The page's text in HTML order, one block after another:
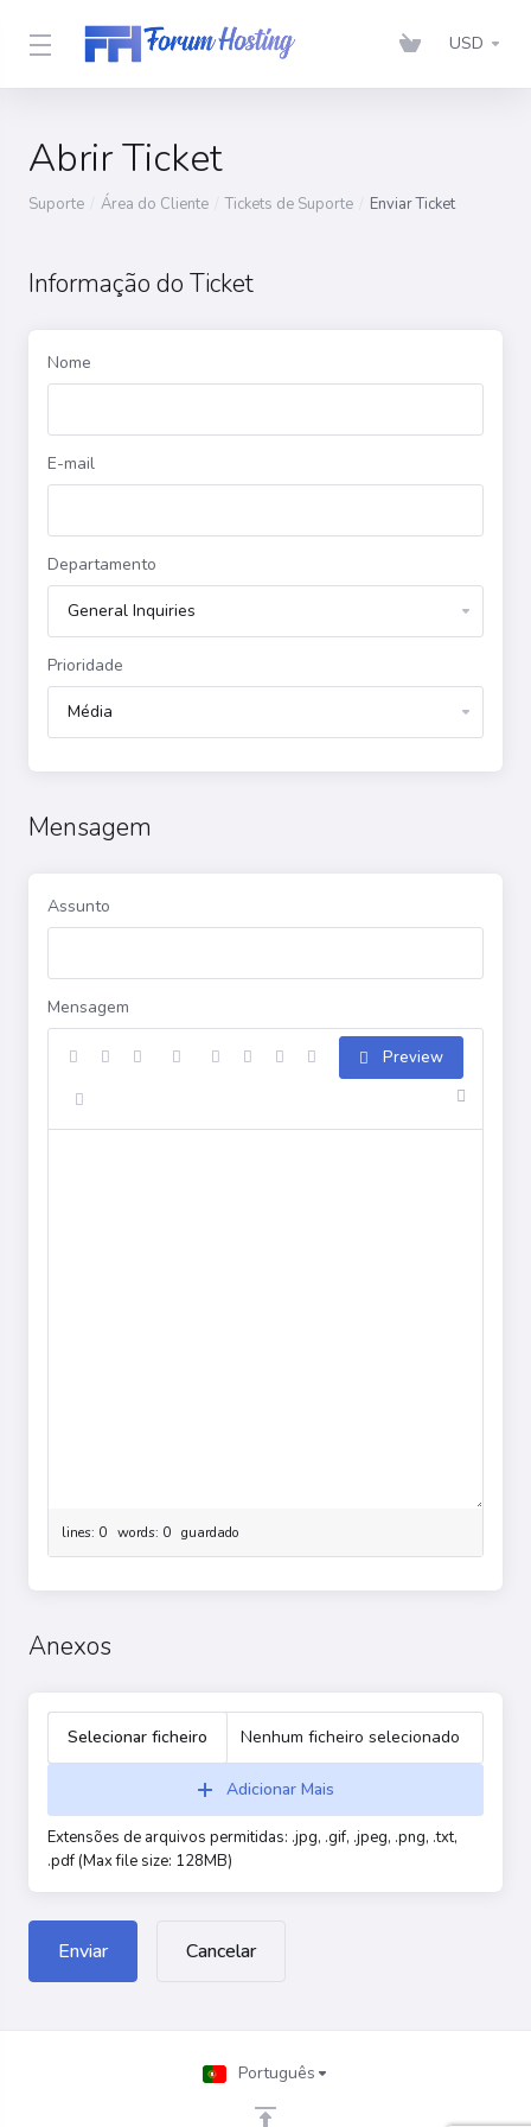
USD
Abrir Ticket
Suporte Área do Cliente Tickets de Suporte Enviar Ticket
Informação do Ticket
Nome
E-mail
Departamento
Prioridade
Mensagem
Assunto
Mensagem
Preview
lines: 0 words: 0 guardado
Anexos
Selecionar ficheiro Nenhum ficheiro selecionado
Adicionar Mais
Extensões de arquivos permitidas: .jpg, .gif, .jpeg, .png, .txt,
.pdf (Max file size: 128MB)
Cancelar
Português